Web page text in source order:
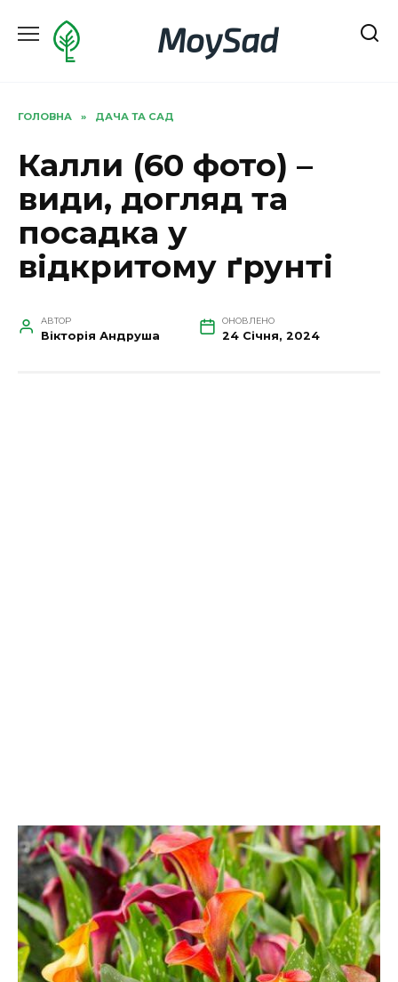
до
MoySad
ГОЛОВНА » ДАЧА ТА САД
Калли (60 фото) –
види, догляд та
посадка у
відкритому ґрунті
АВТОР
Вікторія Андруша
ОНОВЛЕНО
24 Січня, 2024